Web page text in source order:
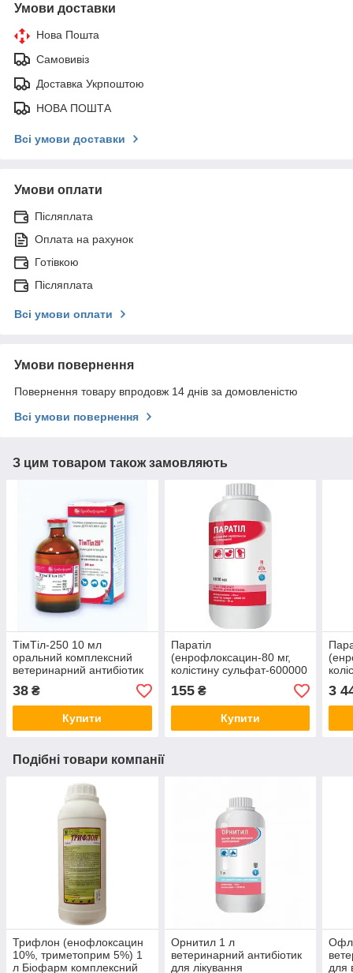
Умови доставки
Нова Пошта
Самовивіз
Доставка Укрпоштою
НОВА ПОШТА
Всі умови доставки
Умови оплати
Післяплата
Оплата на рахунок
Готівкою
Післяплата
Всі умови оплати
Умови повернення
Повернення товару впродовж 14 днів за домовленістю
Всі умови повернення
З цим товаром також замовляють
ТімТіл-250 10 мл
оральний комплексний
ветеринарний антибіотик
широкого спектра дії
38 ₴
Купити
Паратіл
(енрофлоксацин-80 мг,
колістину сульфат-600000
МО, тилмикозин-75 мг) 1
мл № 25 антибіотик для
птиці
155₴
Купити
МО,
3
Подібні товари компанії
Трифлон (енофлоксацин
10%, триметоприм 5%) 1
л Біофарм комплексний
Орнитил 1 л
ветеринарний антибіотик
для лікування
для